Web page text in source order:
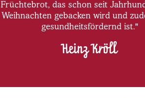
Früchtebrot, das schon seit
Weihnachten gebacken wird und
gesundheitsfördernd ist."
Heinz Kröll